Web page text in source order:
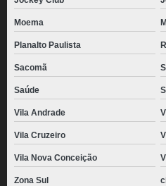
Moema
Planalto Paulista
Sacomã
Saúde
Vila Andrade
Vila Cruzeiro
Vila Nova Conceição
Zona Sul